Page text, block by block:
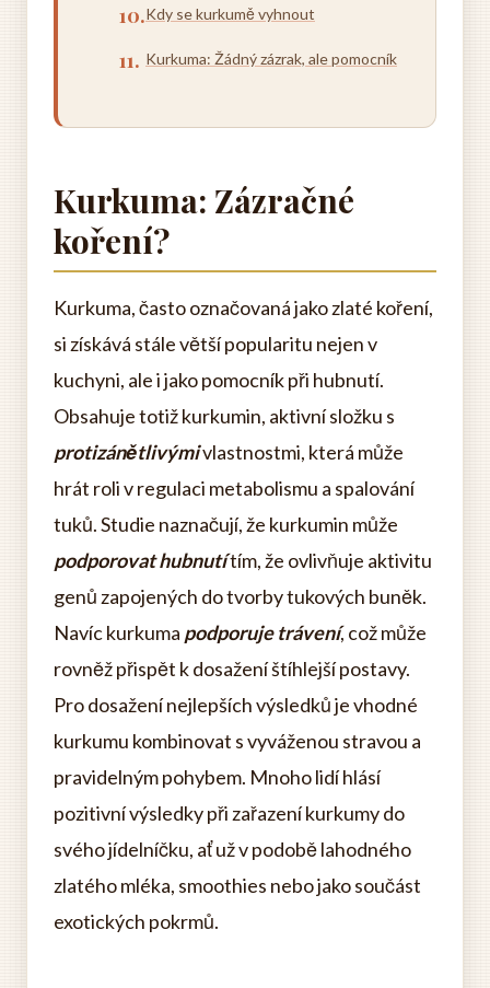
Kdy se kurkumě vyhnout
Kurkuma: Žádný zázrak, ale pomocník
Kurkuma: Zázračné
koření?
Kurkuma, často označovaná jako zlaté koření,
si získává stále větší popularitu nejen v
kuchyni, ale i jako pomocník při hubnutí.
Obsahuje totiž kurkumin, aktivní složku s
protizánětlivýmivlastnostmi, která může
hrát roli v regulaci metabolismu a spalování
tuků. Studie naznačují, že kurkumin může
podporovat hubnutítím, že ovlivňuje aktivitu
genů zapojených do tvorby tukových buněk.
Navíc kurkuma podporuje trávení, což může
rovněž přispět k dosažení štíhlejší postavy.
Pro dosažení nejlepších výsledků je vhodné
kurkumu kombinovat s vyváženou stravou a
pravidelným pohybem. Mnoho lidí hlásí
pozitivní výsledky při zařazení kurkumy do
svého jídelníčku, ať už v podobě lahodného
zlatého mléka, smoothies nebo jako součást
exotických pokrmů.